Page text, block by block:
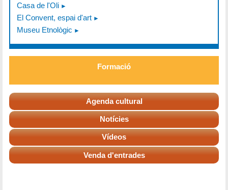
Casa de l'Oli
El Convent, espai d'art
Museu Etnològic
Formació
Agenda cultural
Notícies
Vídeos
Venda d'entrades